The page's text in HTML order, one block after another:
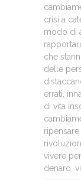
crisi a
modo di
che
delle
errati,
di vita
vivere
denaro,